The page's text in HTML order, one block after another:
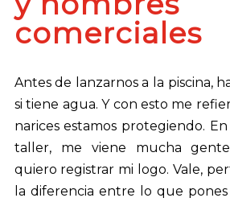
comerciales
Antes de lanzarnos a la piscina,
si tiene agua. Y con esto me
narices estamos protegiendo.
taller, me viene mucha gente
quiero registrar mi logo. Vale,
la diferencia entre lo que